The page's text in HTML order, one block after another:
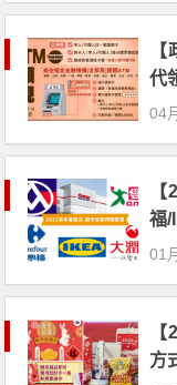
代
04
福/
01
方